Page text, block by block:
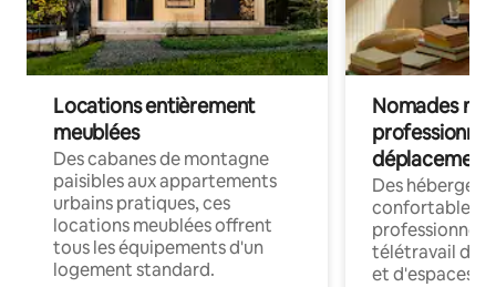
Locations entièrement
meublées
Des cabanes de montagne
paisibles aux appartements
urbains pratiques, ces
locations meublées offrent
tous les équipements d'un
logement standard.
Nomades
déplacement
Des
confortables
professionnels
télétravail
et d'espaces